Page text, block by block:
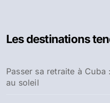
Les destinations
Passer sa retraite à
au soleil